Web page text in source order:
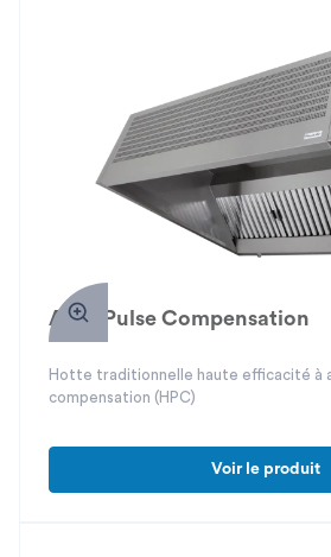
Atria Pulse Compensation
Hotte traditionnelle haute efficacité à
compensation (HPC)
Voir le produit